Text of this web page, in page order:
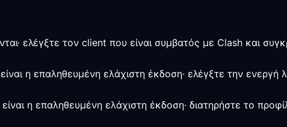
ελέγξτε τον client που είναι συμβατός με Clash και
η επαληθευμένη ελάχιστη έκδοση· ελέγξτε την ενεργή
η επαληθευμένη ελάχιστη έκδοση· διατηρήστε το